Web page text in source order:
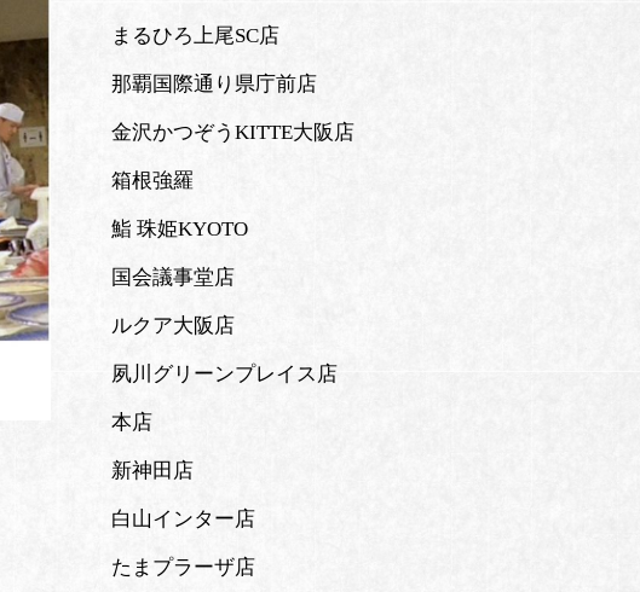
まるひろ上尾SC店
那覇国際通り県庁前店
金沢かつぞうKITTE大阪店
箱根強羅
鮨 珠姫KYOTO
国会議事堂店
ルクア大阪店
夙川グリーンプレイス店
本店
新神田店
白山インター店
たまプラーザ店